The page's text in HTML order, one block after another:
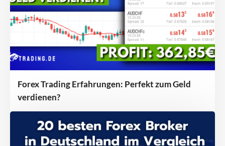
Forex Trading Erfahrungen: Perfekt zum Geld
verdienen?